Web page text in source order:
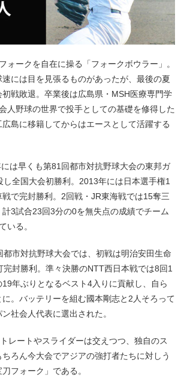
ークを自在に操る「フォークボウラー」。
には目を見張るものがあったが、最後の夏
戦敗退。卒業後は広島県・MSH医療専門学
人野球の世界で投手としての基礎を修得した
島に移籍してからはエースとして活躍する
は早くも第81回都市対抗野球大会の東邦ガ
し全国大会初勝利。2013年には日本選手権1
で完封勝利。2回戦・JR東海戦では15奪三
3試合23回3分の0を無失点の成績でチーム
いる。
市対抗野球大会では、初戦は明治安田生命
封勝利。準々決勝のNTT西日本戦では8回1
年ぶりとなるベスト4入りに貢献し、自ら
。バッテリーを組む國本剛志と2人そろって
社会人代表に選出された。
レートやスライダーは交えつつ、独自のス
ろん今大会でアジアの強打者たちに対しう
フォーク」である。